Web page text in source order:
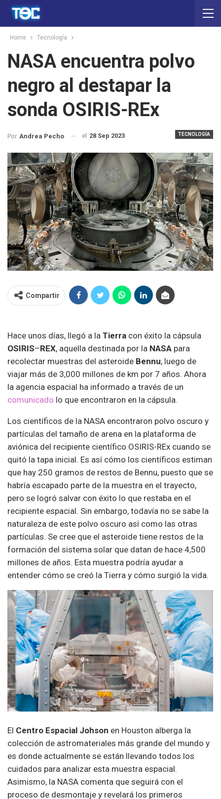
Home Tecnología
NASA encuentra polvo
negro al destapar la
sonda OSIRIS-REx
TECNOLOGÍA
Por Andrea Pecho el 28 Sep 2023
Compartir
Hace unos días, llegó a la Tierra con éxito la cápsula
OSIRIS–REX, aquella destinada por la NASA para
recolectar muestras del asteroide Bennu, luego de
viajar más de 3,000 millones de km por 7 años. Ahora
la agencia espacial ha informado a través de un
comunicado lo que encontraron en la cápsula.
Los científicos de la NASA encontraron polvo oscuro y
partículas del tamaño de arena en la plataforma de
aviónica del recipiente científico OSIRIS-REx cuando se
quitó la tapa inicial. Es así cómo los científicos estiman
que hay 250 gramos de restos de Bennu, puesto que se
habría escapado parte de la muestra en el trayecto,
pero se logró salvar con éxito lo que restaba en el
recipiente espacial. Sin embargo, todavía no se sabe la
naturaleza de este polvo oscuro así como las otras
partículas. Se cree que el asteroide tiene restos de la
formación del sistema solar que datan de hace 4,500
millones de años. Esta muestra podría ayudar a
entender cómo se creó la Tierra y cómo surgió la vida.
El Centro Espacial Johson en Houston alberga la
colección de astromateriales más grande del mundo y
es donde actualmente se están llevando todos los
cuidados para analizar esta muestra espacial.
Asimismo, la NASA comenta que seguirá con el
proceso de desmontaje y revelará los primeros